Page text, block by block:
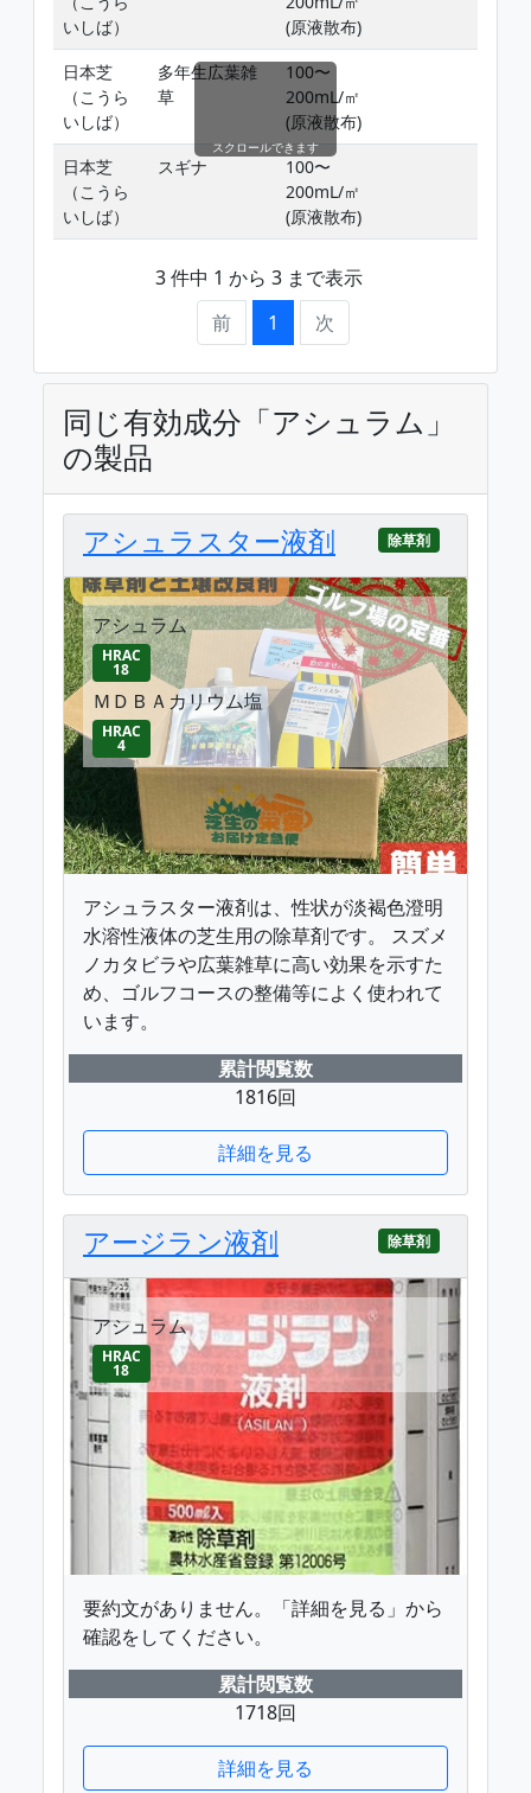
いしば）
(原液散布)
日本芝
（こうら
いしば）
多年生広葉雑
草
100〜
200mL/㎡
(原液散布)
日本芝
（こうら
いしば）
スギナ
100〜
200mL/㎡
(原液散布)
3 件中 1 から 3 まで表示
前
1 次
スクロールできます
同じ有効成分「アシュラム」
の製品
アシュラスター液剤 除草剤
アシュラム
HRAC
18
ＭＤＢＡカリウム塩
HRAC
4
アシュラスター液剤は、性状が淡褐色澄明
水溶性液体の芝生用の除草剤です。 スズメ
ノカタビラや広葉雑草に高い効果を示すた
め、ゴルフコースの整備等によく使われて
います。
累計閲覧数
1816回
詳細を見る
アージラン液剤 除草剤
アシュラム
HRAC
18
要約文がありません。「詳細を見る」から
確認をしてください。
累計閲覧数
1718回
詳細を見る